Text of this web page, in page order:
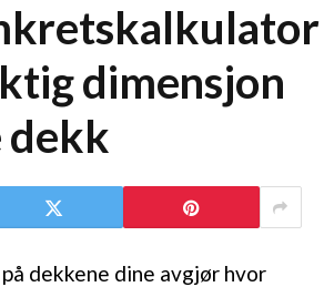
dimensjon
dekk
dekkene dine avgjør hvor